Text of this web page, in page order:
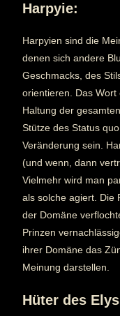
Harpyie:
Harpyien sind die
denen sich andere
Geschmacks, des
orientieren. Das
Haltung der
Stütze des Status
Veränderung sein.
(und wenn, dann
Vielmehr wird man
als solche agiert. Die
der Domäne
Prinzen
ihrer Domäne das
Meinung darstellen.
Hüter des